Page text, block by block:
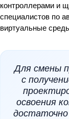
контроллерами и
специалистов по
виртуальные
Для смены
с
освоения
достаточно